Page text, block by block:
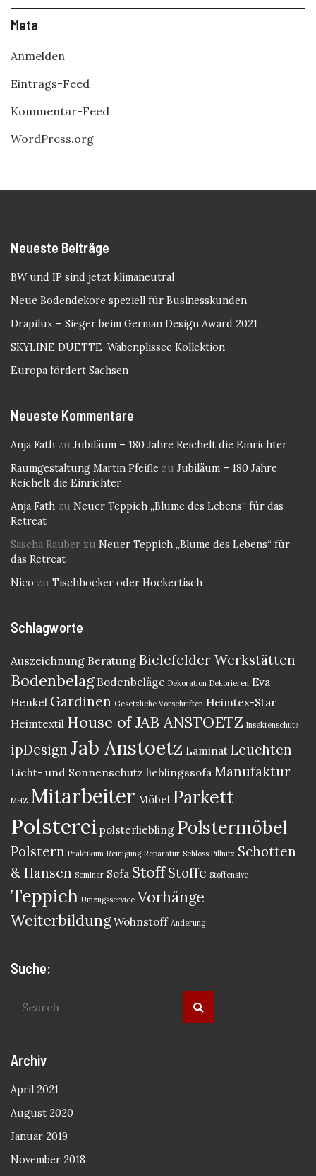
Meta
Anmelden
Eintrags-Feed
Kommentar-Feed
WordPress.org
Neueste Beiträge
BW und IP sind jetzt klimaneutral
Neue Bodendekore speziell für Businesskunden
Drapilux – Sieger beim German Design Award 2021
SKYLINE DUETTE-Wabenplissee Kollektion
Europa fördert Sachsen
Neueste Kommentare
Anja Fath zu Jubiläum – 180 Jahre Reichelt die Einrichter
Raumgestaltung Martin Pfeifle zu Jubiläum – 180 Jahre
Reichelt die Einrichter
Anja Fath zu Neuer Teppich „Blume des Lebens“ für das
Retreat
Sascha Rauber zu Neuer Teppich „Blume des Lebens“ für
das Retreat
Nico zu Tischhocker oder Hockertisch
Schlagworte
Auszeichnung Beratung Bielefelder Werkstätten
Bodenbelag Bodenbeläge Dekoration Dekorieren Eva
Henkel Gardinen Gesetzliche Vorschriften Heimtex-Star
Heimtextil House of JAB ANSTOETZ Insektenschutz
ipDesign Jab Anstoetz Laminat Leuchten
Licht- und Sonnenschutz lieblingssofa Manufaktur
MHZ Mitarbeiter Möbel Parkett
Polsterei polsterliebling Polstermöbel
Polstern Praktikum Reinigung Reparatur Schloss Pillnitz Schotten
& Hansen Seminar Sofa Stoff Stoffe Stoffensive
Teppich Umzugsservice Vorhänge
Weiterbildung Wohnstoff Änderung
Suche:
Archiv
April 2021
August 2020
Januar 2019
November 2018